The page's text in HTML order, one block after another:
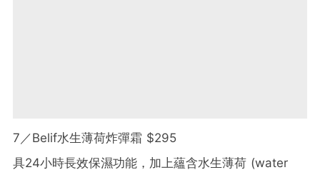
7／Belif水生薄荷炸彈霜 $295
具24小時長效保濕功能，加上蘊含水生薄荷 (water